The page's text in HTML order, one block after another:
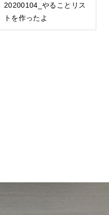
20200104_やることリス
トを作ったよ